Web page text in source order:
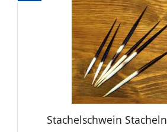
Stachelschwein Stacheln